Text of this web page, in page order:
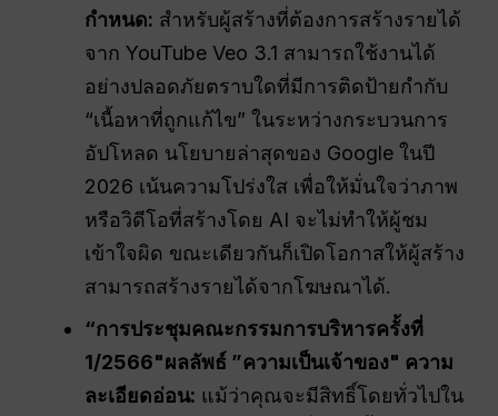
กำหนด: สำหรับผู้สร้างที่ต้องการสร้างรายได้
จาก YouTube Veo 3.1 สามารถใช้งานได้
อย่างปลอดภัยตราบใดที่มีการติดป้ายกำกับ
“เนื้อหาที่ถูกแก้ไข” ในระหว่างกระบวนการ
อัปโหลด นโยบายล่าสุดของ Google ในปี
2026 เน้นความโปร่งใส เพื่อให้มั่นใจว่าภาพ
หรือวิดีโอที่สร้างโดย AI จะไม่ทำให้ผู้ชม
เข้าใจผิด ขณะเดียวกันก็เปิดโอกาสให้ผู้สร้าง
สามารถสร้างรายได้จากโฆษณาได้.
“การประชุมคณะกรรมการบริหารครั้งที่
1/2566"ผลลัพธ์ ”ความเป็นเจ้าของ" ความ
ละเอียดอ่อน: แม้ว่าคุณจะมีสิทธิ์โดยทั่วไปใน